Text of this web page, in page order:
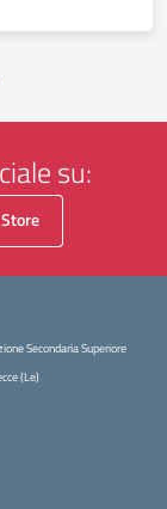
successiva
su:
Secondaria Superiore
(Le)